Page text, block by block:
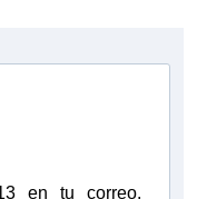
en tu correo.